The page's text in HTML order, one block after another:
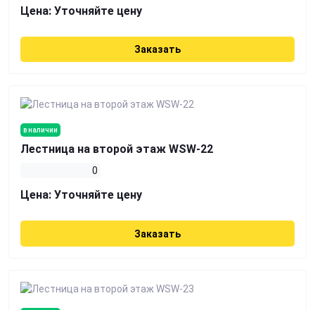
Цена: Уточняйте цену
Заказать
в наличии
Лестница на второй этаж WSW-22
0
Цена: Уточняйте цену
Заказать